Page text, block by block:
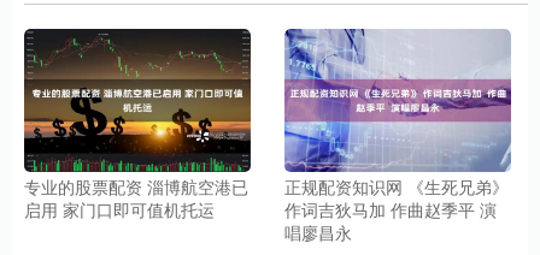
专业的股票配资 淄博航空港已
启用 家门口即可值机托运
正规配资知识网 《生死兄弟》
作词吉狄马加 作曲赵季平 演
唱廖昌永